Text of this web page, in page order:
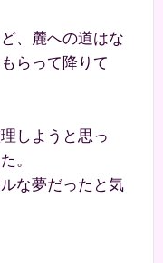
、麓への道はな
らって降りて
しようと思っ
。
な夢だったと気